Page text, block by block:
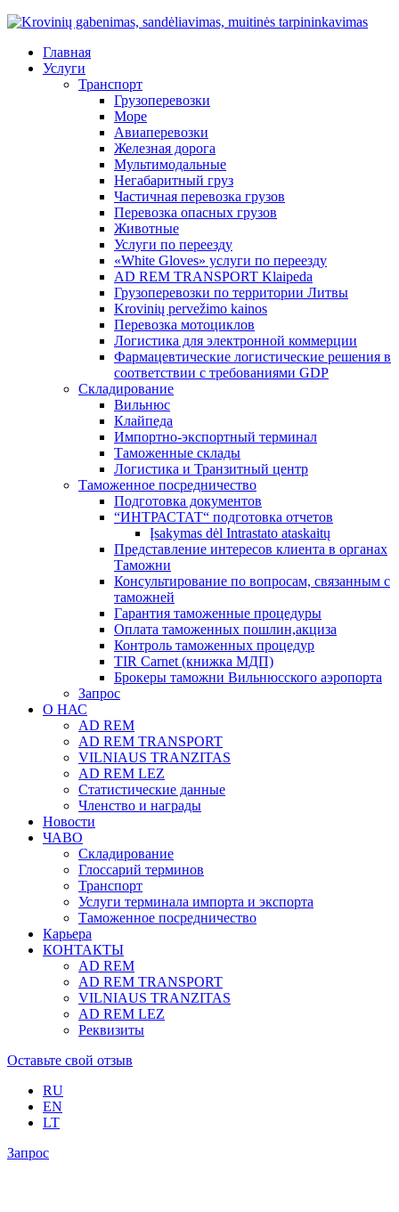
Главная
Услуги
Транспорт
Грузоперевозки
Море
Авиаперевозки
Железная дорога
Мультимодальные
Негабаритный груз
Частичная перевозка грузов
Перевозка опасных грузов
Животные
Услуги по переезду
«White Gloves» услуги по переезду
AD REM TRANSPORT Klaipeda
Грузоперевозки по территории Литвы
Krovinių pervežimo kainos
Перевозка мотоциклов
Логистика для электронной коммерции
Фармацевтические логистические решения в
соответствии с требованиями GDP
Складирование
Вильнюс
Клайпеда
Импортно-экспортный терминал
Таможенные склады
Логистика и Транзитный центр
Таможенное посредничество
Подготовка документов
“ИНТРАСТАТ“ подготовка отчетов
Įsakymas dėl Intrastato ataskaitų
Представление интересов клиента в органах
Таможни
Консультирование по вопросам, связанным с
таможней
Гарантия таможенные процедуры
Оплата таможенных пошлин,акциза
Контроль таможенных процедур
TIR Carnet (книжка МДП)
Брокеры таможни Вильнюсского аэропорта
Запрос
О НАС
AD REM
AD REM TRANSPORT
VILNIAUS TRANZITAS
AD REM LEZ
Статистические данные
Членство и награды
Новости
ЧАВО
Складирование
Глоссарий терминов
Транспорт
Услуги терминала импорта и экспорта
Таможенное посредничество
Карьера
КОНТАКТЫ
AD REM
AD REM TRANSPORT
VILNIAUS TRANZITAS
AD REM LEZ
Реквизиты
Оставьте свой отзыв
RU
EN
LT
Запрос